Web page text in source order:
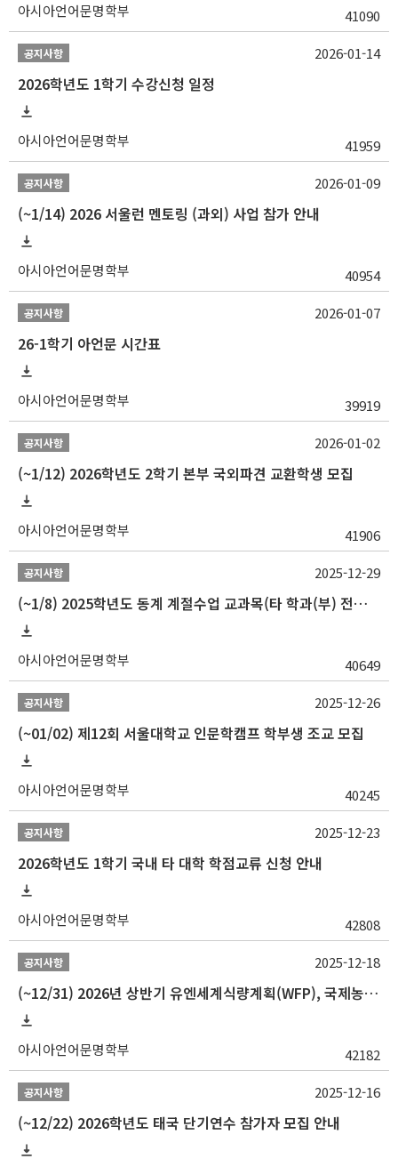
아시아언어문명학부 41090
공지사항
2026학년도 1학기 수강신청 일정
아시아언어문명학부 41959
2026-01-14
공지사항
(~1/14) 2026 서울런 멘토링 (과외) 사업 참가 안내
아시아언어문명학부 40954
2026-01-09
공지사항
26-1학기 아언문 시간표
아시아언어문명학부 39919
2026-01-07
공지사항
(~1/12) 2026학년도 2학기 본부 국외파견 교환학생 모집
아시아언어문명학부 41906
2026-01-02
공지사항
(~1/8) 2025학년도 동계 계절수업 교과목(타 학과(부) 전공 및 교양) 성적평가방법 선택제 신청 안내
아시아언어문명학부 40649
2025-12-29
공지사항
(~01/02) 제12회 서울대학교 인문학캠프 학부생 조교 모집
아시아언어문명학부 40245
2025-12-26
공지사항
2026학년도 1학기 국내 타 대학 학점교류 신청 안내
아시아언어문명학부 42808
2025-12-23
공지사항
(~12/31) 2026년 상반기 유엔세계식량계획(WFP), 국제농업개발기금(IFAD) 및 유엔아동기금(UNICEF) 인턴십 프로그램 참가자 모집
아시아언어문명학부 42182
2025-12-18
공지사항
(~12/22) 2026학년도 태국 단기연수 참가자 모집 안내
2025-12-16